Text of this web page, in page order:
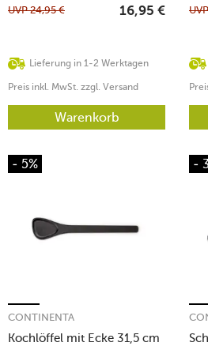
Lieferung in 1-2 Werktagen
UVP24,95 € 16,95 €
Preis inkl. MwSt. zzgl. Versand
Warenkorb
- 5%
Kochlöffel mit Ecke 31,5 cm
CONTINENTA
-